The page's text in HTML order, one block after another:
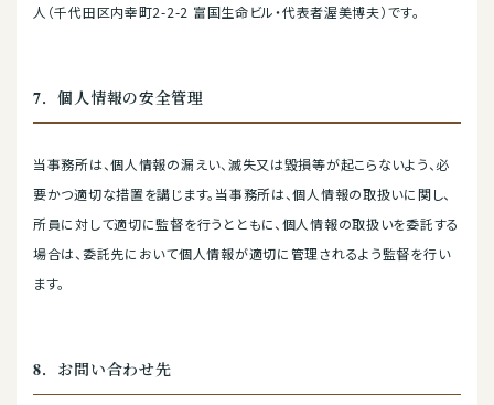
人（千代田区内幸町2-2-2 富国生命ビル・代表者渥美博夫）です。
7．個人情報の安全管理
当事務所は、個人情報の漏えい、滅失又は毀損等が起こらないよう、必
要かつ適切な措置を講じます。当事務所は、個人情報の取扱いに関し、
所員に対して適切に監督を行うとともに、個人情報の取扱いを委託する
場合は、委託先において個人情報が適切に管理されるよう監督を行い
ます。
8．お問い合わせ先